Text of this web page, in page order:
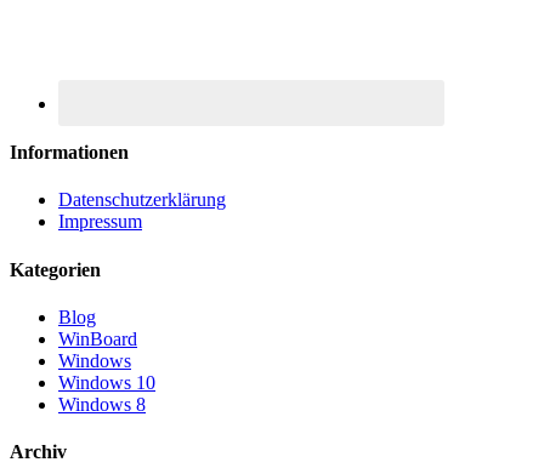
Informationen
Datenschutzerklärung
Impressum
Kategorien
Blog
WinBoard
Windows
Windows 10
Windows 8
Archiv